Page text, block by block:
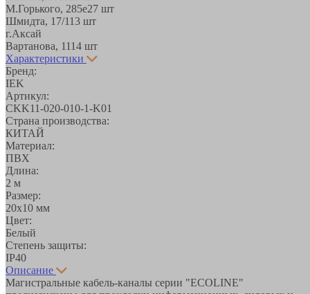
М.Горького, 285е27 шт
Шмидта, 17/113 шт
г.Аксай
Вартанова, 1114 шт
Характеристики
Бренд:
IEK
Артикул:
CKK11-020-010-1-K01
Страна производства:
КИТАЙ
Материал:
ПВХ
Длина:
2 м
Размер:
20х10 мм
Цвет:
Белый
Степень защиты:
IP40
Описание
Магистральные кабель-каналы серии "ECOLINE"